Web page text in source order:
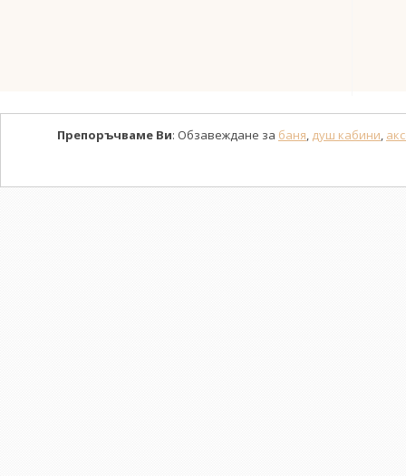
Препоръчваме Ви: Обзавеждане за баня, душ кабини,